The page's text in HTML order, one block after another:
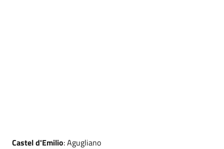
Castel d'Emilio: Agugliano